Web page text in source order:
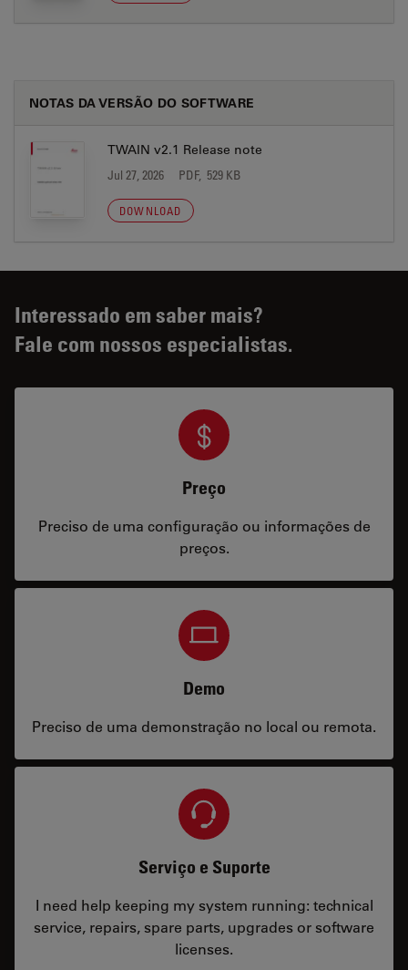
NOTAS DA VERSÃO DO SOFTWARE
TWAIN v2.1 Release note
Jul 27, 2026 PDF, 529 KB
DOWNLOAD
Interessado em saber mais?
Fale com nossos especialistas.
Preço
Preciso de uma configuração ou informações de
preços.
Demo
Preciso de uma demonstração no local ou remota.
Serviço e Suporte
I need help keeping my system running: technical
service, repairs, spare parts, upgrades or software
licenses.